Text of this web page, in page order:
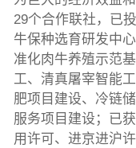
29个合作联社，已
牛保种选育研发中
准化肉牛养殖示范
工、清真屠宰智能
肥项目建设、冷链
服务项目建设；已
用许可、进京进沪